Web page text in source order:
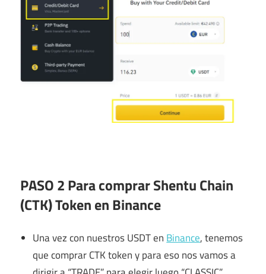
PASO 2 Para comprar Shentu Chain
(CTK) Token en Binance
Una vez con nuestros USDT enBinance, tenemos
que comprar CTK token y para eso nos vamos a